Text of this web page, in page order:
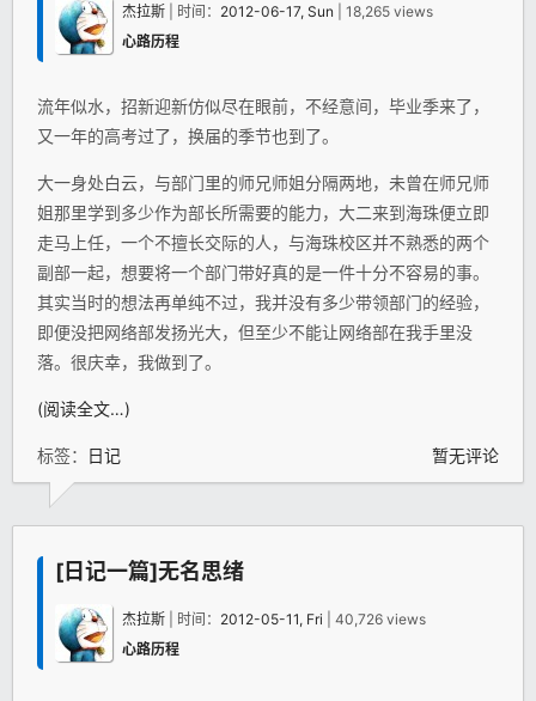
杰拉斯 | 时间： 2012-06-17, Sun | 18,265 views
心路历程
流年似水，招新迎新仿似尽在眼前，不经意间，毕业季来了，
又一年的高考过了，换届的季节也到了。
大一身处白云，与部门里的师兄师姐分隔两地，未曾在师兄师
姐那里学到多少作为部长所需要的能力，大二来到海珠便立即
走马上任，一个不擅长交际的人，与海珠校区并不熟悉的两个
副部一起，想要将一个部门带好真的是一件十分不容易的事。
其实当时的想法再单纯不过，我并没有多少带领部门的经验，
即便没把网络部发扬光大，但至少不能让网络部在我手里没
落。很庆幸，我做到了。
(阅读全文…)
标签： 日记 暂无评论
[日记一篇]无名思绪
杰拉斯 | 时间： 2012-05-11, Fri | 40,726 views
心路历程